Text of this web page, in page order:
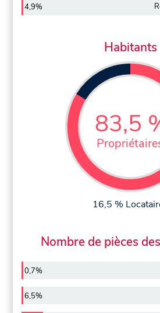
4,9%
Habitants
83,5
16,5 %
Nombre de pièces
0,7%
6,5%